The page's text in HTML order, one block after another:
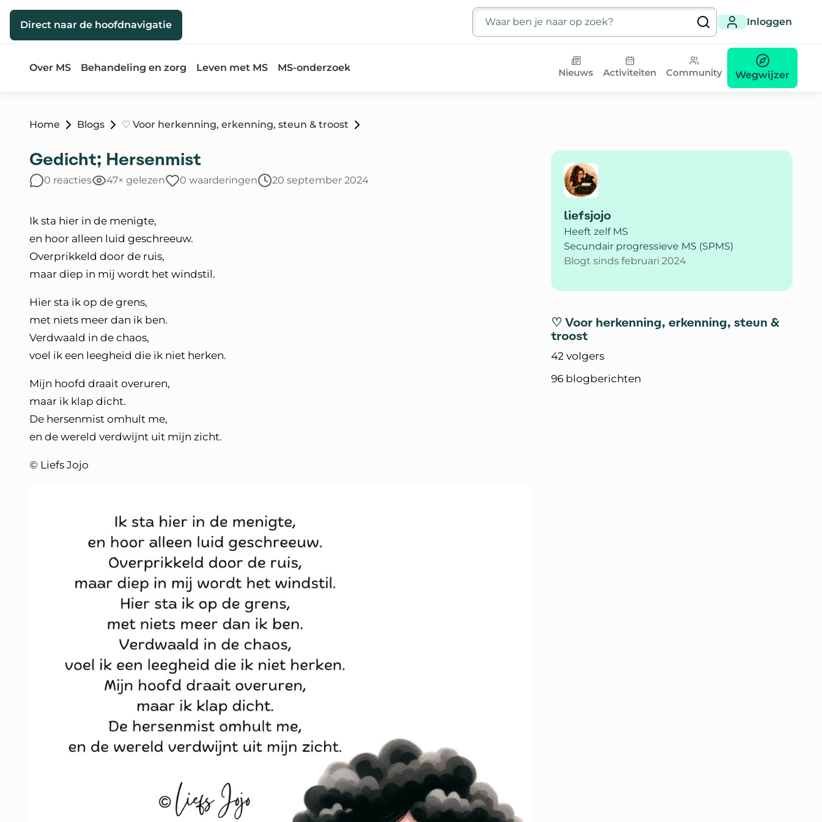
Direct naar de inhoud
Direct naar de hoofdnavigatie
Zoeken
Inloggen
Over MS Behandeling en zorg Leven met MS MS-onderzoek Nieuws Activiteiten Community Wegwijzer
Home Blogs ♡ Voor herkenning, erkenning, steun & troost
Gedicht; Hersenmist
0 reacties 47× gelezen 0 waarderingen 20 september 2024
Ik sta hier in de menigte,
en hoor alleen luid geschreeuw.
Overprikkeld door de ruis,
maar diep in mij wordt het windstil.
Hier sta ik op de grens,
met niets meer dan ik ben.
Verdwaald in de chaos,
voel ik een leegheid die ik niet herken.
Mijn hoofd draait overuren,
maar ik klap dicht.
De hersenmist omhult me,
en de wereld verdwijnt uit mijn zicht.
© Liefs Jojo
liefsjojo
Heeft zelf MS
Secundair progressieve MS (SPMS)
Blogt sinds februari 2024
♡ Voor herkenning, erkenning, steun &
troost
42 volgers
96 blogberichten